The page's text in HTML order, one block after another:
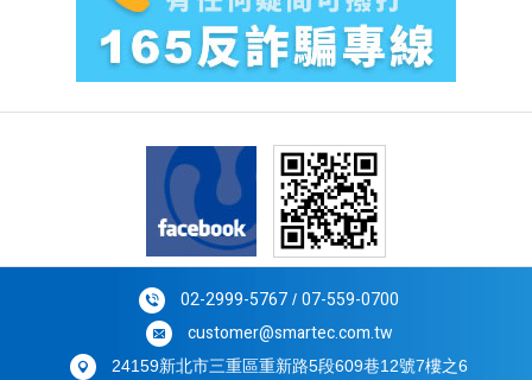
02-2999-5767 / 07-559-0700
customer@smartec.com.tw
24159新北市三重區重新路5段609巷12號7樓之6